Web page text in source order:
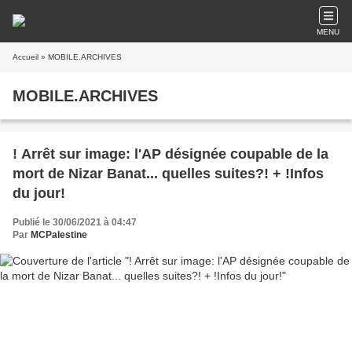
MENU
Accueil » MOBILE.ARCHIVES
MOBILE.ARCHIVES
! Arrêt sur image: l'AP désignée coupable de la
mort de Nizar Banat... quelles suites?! + !Infos
du jour!
Publié le 30/06/2021 à 04:47
Par MCPalestine